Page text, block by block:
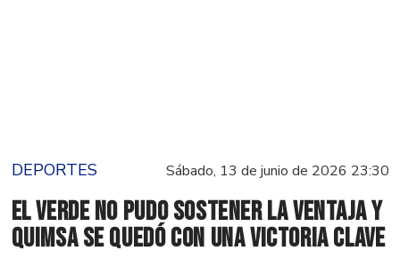
DEPORTES Sábado, 13 de junio de 2026 23:30
El Verde no pudo sostener la ventaja y
Quimsa se quedó con una victoria clave